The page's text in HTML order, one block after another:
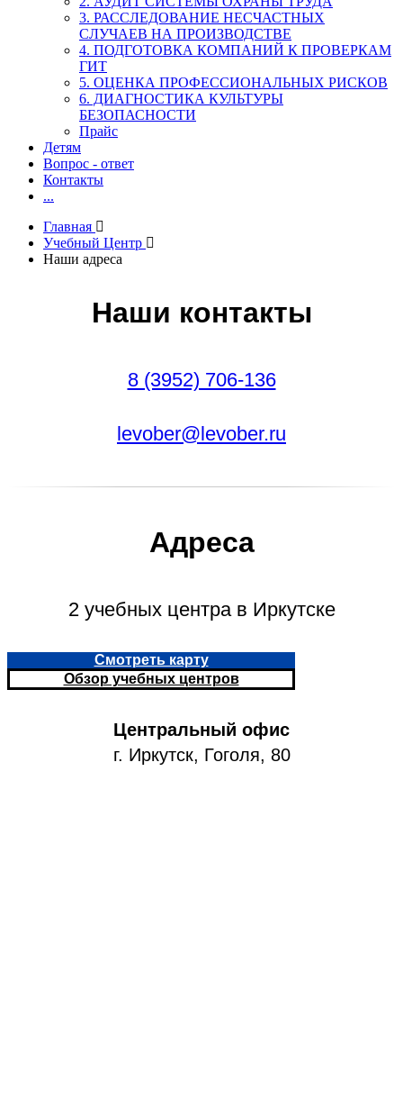
3. РАССЛЕДОВАНИЕ НЕСЧАСТНЫХ
СЛУЧАЕВ НА ПРОИЗВОДСТВЕ
4. ПОДГОТОВКА КОМПАНИЙ К ПРОВЕРКАМ
ГИТ
5. ОЦЕНКА ПРОФЕССИОНАЛЬНЫХ РИСКОВ
6. ДИАГНОСТИКА КУЛЬТУРЫ
БЕЗОПАСНОСТИ
Прайс
Детям
Вопрос - ответ
Контакты
...
Главная
Учебный Центр
Наши адреса
Наши контакты
8 (3952) 706-136
levober@levober.ru
Адреса
2 учебных центра в Иркутске
Смотреть карту
Обзор учебных центров
Центральный офис
г. Иркутск, Гоголя, 80